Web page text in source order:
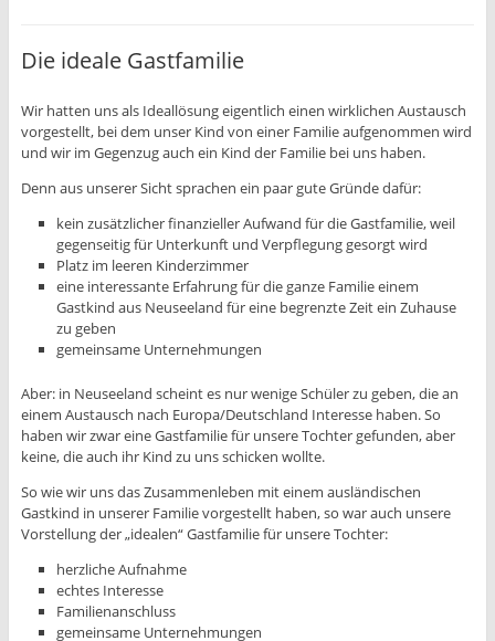
Die ideale Gastfamilie
Wir hatten uns als Ideallösung eigentlich einen wirklichen Austausch
vorgestellt, bei dem unser Kind von einer Familie aufgenommen wird
und wir im Gegenzug auch ein Kind der Familie bei uns haben.
Denn aus unserer Sicht sprachen ein paar gute Gründe dafür:
kein zusätzlicher finanzieller Aufwand für die Gastfamilie, weil
gegenseitig für Unterkunft und Verpflegung gesorgt wird
Platz im leeren Kinderzimmer
eine interessante Erfahrung für die ganze Familie einem
Gastkind aus Neuseeland für eine begrenzte Zeit ein Zuhause
zu geben
gemeinsame Unternehmungen
Aber: in Neuseeland scheint es nur wenige Schüler zu geben, die an
einem Austausch nach Europa/Deutschland Interesse haben. So
haben wir zwar eine Gastfamilie für unsere Tochter gefunden, aber
keine, die auch ihr Kind zu uns schicken wollte.
So wie wir uns das Zusammenleben mit einem ausländischen
Gastkind in unserer Familie vorgestellt haben, so war auch unsere
Vorstellung der „idealen“ Gastfamilie für unsere Tochter:
herzliche Aufnahme
echtes Interesse
Familienanschluss
gemeinsame Unternehmungen